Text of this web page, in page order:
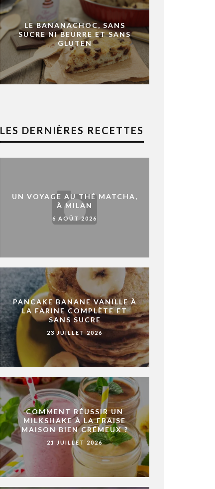
LE BANANACHOC, SANS
SUCRE NI BEURRE ET SANS
GLUTEN
LES DERNIÈRES RECETTES
UN VOYAGE AU THÉ MATCHA,
À MILAN
6 AOÛT 2026
PANCAKE BANANE VANILLE À
LA FARINE COMPLÈTE ET
SANS SUCRE
23 JUILLET 2026
COMMENT RÉUSSIR UN
MILKSHAKE À LA FRAISE
MAISON BIEN CRÉMEUX ?
21 JUILLET 2026